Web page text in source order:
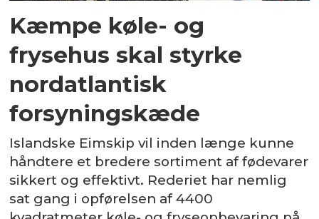
Kæmpe køle- og
frysehus skal styrke
nordatlantisk
forsyningskæde
Islandske Eimskip vil inden længe kunne
håndtere et bredere sortiment af fødevarer
sikkert og effektivt. Rederiet har nemlig
sat gang i opførelsen af 4400